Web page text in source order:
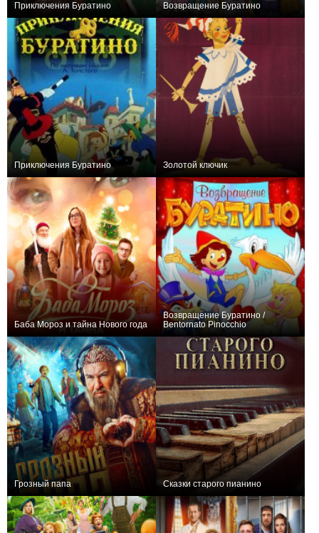
Приключения Буратино Возвращение Буратино
Приключения Буратино Золотой ключик
Баба Мороз и тайна Нового года
Возвращение Буратино /
Bentornato Pinocchio
Грозный папа Сказки старого пианино